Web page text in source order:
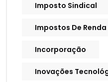
Imposto Sindical
Impostos De Renda
Incorporação
Inovações